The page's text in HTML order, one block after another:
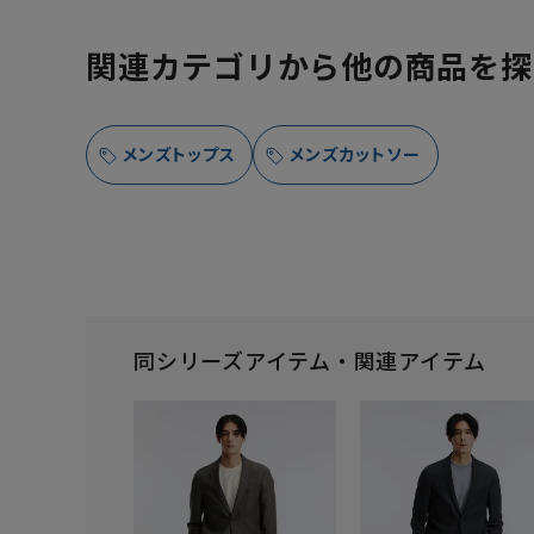
関連カテゴリから他の商品を
メンズトップス メンズカットソー
同シリーズアイテム・関連アイテム